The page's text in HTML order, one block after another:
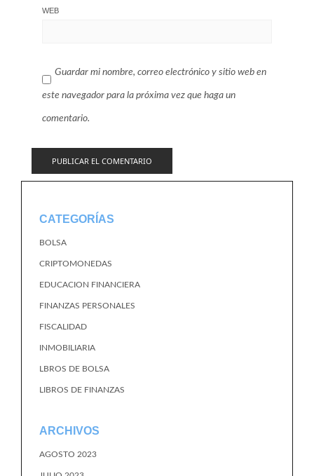
WEB
Guardar mi nombre, correo electrónico y sitio web en
este navegador para la próxima vez que haga un
comentario.
CATEGORÍAS
BOLSA
CRIPTOMONEDAS
EDUCACION FINANCIERA
FINANZAS PERSONALES
FISCALIDAD
INMOBILIARIA
LBROS DE BOLSA
LIBROS DE FINANZAS
ARCHIVOS
AGOSTO 2023